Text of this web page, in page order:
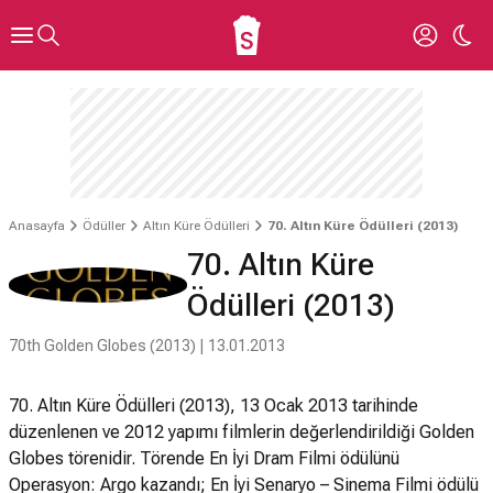
Anasayfa Ödüller Altın Küre Ödülleri 70. Altın Küre Ödülleri (2013)
70. Altın Küre
Ödülleri (2013)
70th Golden Globes (2013) | 13.01.2013
70. Altın Küre Ödülleri (2013), 13 Ocak 2013 tarihinde
düzenlenen ve 2012 yapımı filmlerin değerlendirildiği Golden
Globes törenidir. Törende En İyi Dram Filmi ödülünü
Operasyon: Argo kazandı; En İyi Senaryo – Sinema Filmi ödülü